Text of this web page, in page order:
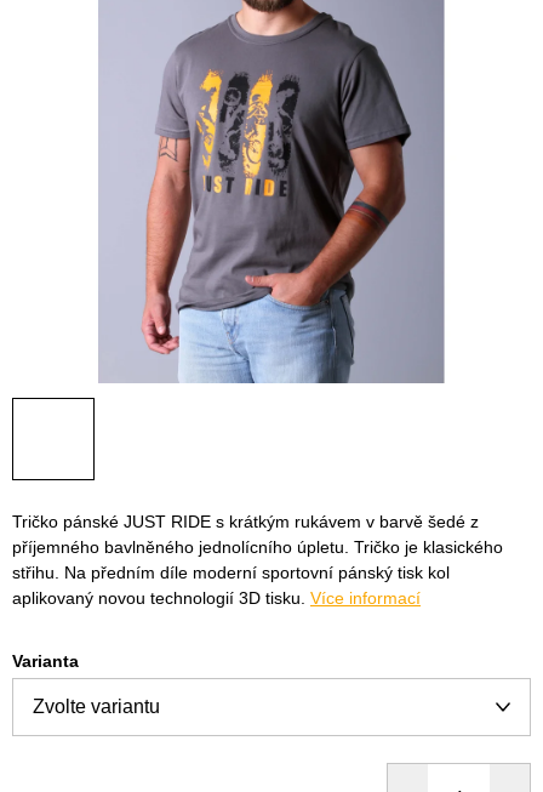
Tričko pánské JUST RIDE s krátkým rukávem v barvě šedé z
příjemného bavlněného jednolícního úpletu. Tričko je klasického
střihu. Na předním díle moderní sportovní pánský tisk kol
aplikovaný novou technologií 3D tisku. Více informací
Varianta